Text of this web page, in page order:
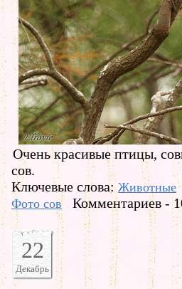
Очень красивые птицы,
сов.
Ключевые слова:Животные
Фото сов
Комментариев -
22
Декабрь